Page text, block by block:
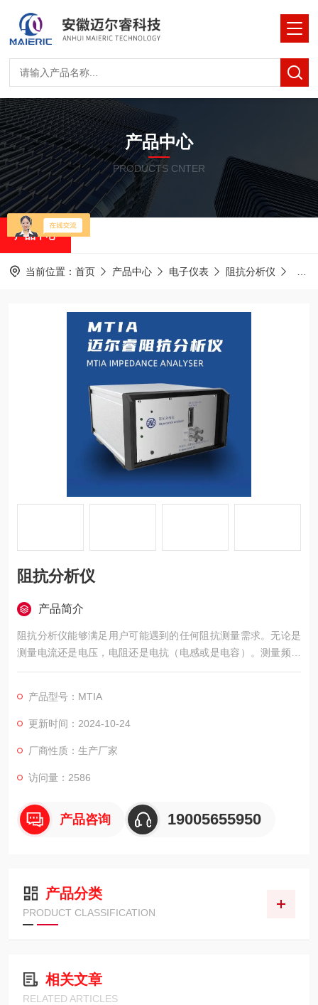
产品中心
PRODUCTS CNTER
产品中心
当前位置： 首页 产品中心 电子仪表 阻抗分析仪
阻抗分析仪
产品简介
阻抗分析仪能够满足用户可能遇到的任何阻抗测量需求。无论是
测量电流还是电压，电阻还是电抗（电感或是电容）。测量频率
0.05Hz-10MHz，可在不同测量条件下提供连续高速测量。同时
8个通道的阻抗进行测量。
产品型号：MTIA
更新时间：2024-10-24
厂商性质：生产厂家
访问量：2586
产品咨询 19005655950
产品分类
PRODUCT CLASSIFICATION
相关文章
RELATED ARTICLES